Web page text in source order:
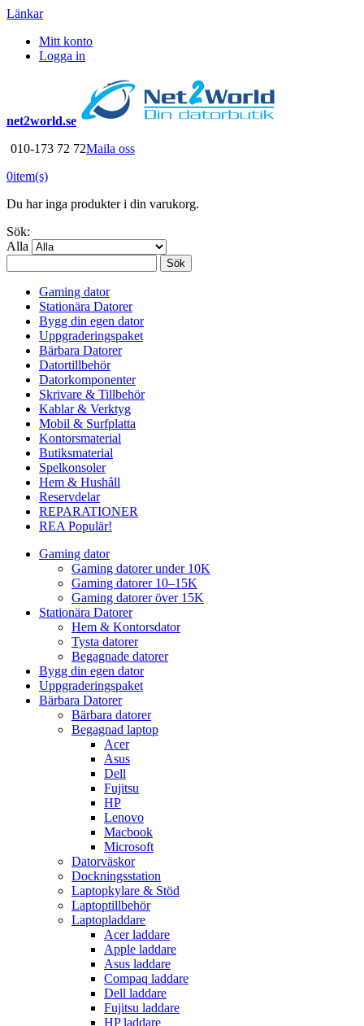
Länkar
Mitt konto
Logga in
net2world.se
010-173 72 72Maila oss
0item(s)
Du har inga produkter i din varukorg.
Sök:
Alla
Sök
Gaming dator
Stationära Datorer
Bygg din egen dator
Uppgraderingspaket
Bärbara Datorer
Datortillbehör
Datorkomponenter
Skrivare & Tillbehör
Kablar & Verktyg
Mobil & Surfplatta
Kontorsmaterial
Butiksmaterial
Spelkonsoler
Hem & Hushåll
Reservdelar
REPARATIONER
REA Populär!
Gaming dator
Gaming datorer under 10K
Gaming datorer 10–15K
Gaming datorer över 15K
Stationära Datorer
Hem & Kontorsdator
Tysta datorer
Begagnade datorer
Bygg din egen dator
Uppgraderingspaket
Bärbara Datorer
Bärbara datorer
Begagnad laptop
Acer
Asus
Dell
Fujitsu
HP
Lenovo
Macbook
Microsoft
Datorväskor
Dockningsstation
Laptopkylare & Stöd
Laptoptillbehör
Laptopladdare
Acer laddare
Apple laddare
Asus laddare
Compaq laddare
Dell laddare
Fujitsu laddare
HP laddare